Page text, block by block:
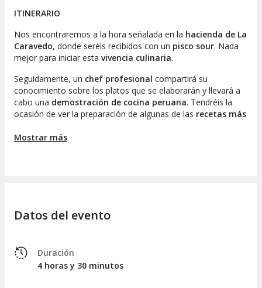
ITINERARIO
Nos encontraremos a la hora señalada en la hacienda de La
Caravedo, donde seréis recibidos con un pisco sour. Nada
mejor para iniciar esta vivencia culinaria.
Seguidamente, un chef profesional compartirá su
conocimiento sobre los platos que se elaborarán y llevará a
cabo una demostración de cocina peruana. Tendréis la
ocasión de ver la preparación de algunas de las recetas más
su gastronomía.
tradicionales que el chef ha preparado. El
según la franja horaria seleccionada, incluirá
un plato principal, un postre y una bebida
Mostrar más
Datos del evento
Duración
4 horas y 30 minutos